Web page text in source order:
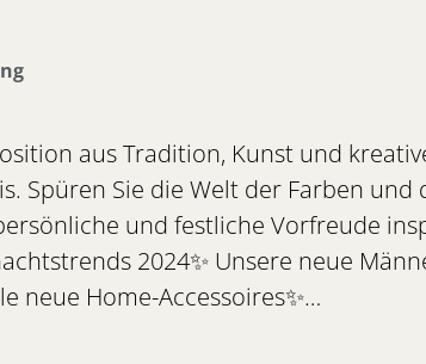
aus Tradition, Kunst und
Spüren Sie die Welt der Farben und
und festliche Vorfreude
2024✨ Unsere neue
neue Home-Accessoires✨…